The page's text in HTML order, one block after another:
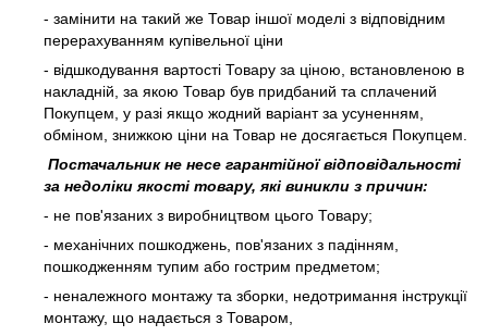
- замінити на такий же Товар іншої моделі з відповідним
перерахуванням купівельної ціни
- відшкодування вартості Товару за ціною, встановленою в
накладній, за якою Товар був придбаний та сплачений
Покупцем, у разі якщо жодний варіант за усуненням,
обміном, знижкою ціни на Товар не досягається Покупцем.
Постачальник не несе гарантійної відповідальності
за недоліки якості товару, які виникли з причин:
- не пов'язаних з виробництвом цього Товару;
- механічних пошкоджень, пов'язаних з падінням,
пошкодженням тупим або гострим предметом;
- неналежного монтажу та зборки, недотримання інструкції
монтажу, що надається з Товаром,